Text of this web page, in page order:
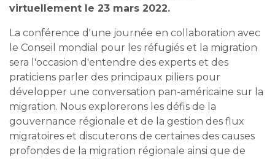
virtuellement le 23 mars 2022.
La conférence d'une journée en collaboration avec
le Conseil mondial pour les réfugiés et la migration
sera l'occasion d'entendre des experts et des
praticiens parler des principaux piliers pour
développer une conversation pan-américaine sur la
migration. Nous explorerons les défis de la
gouvernance régionale et de la gestion des flux
migratoires et discuterons de certaines des causes
profondes de la migration régionale ainsi que de